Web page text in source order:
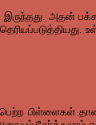
அதன்
பிள்ளைகள்